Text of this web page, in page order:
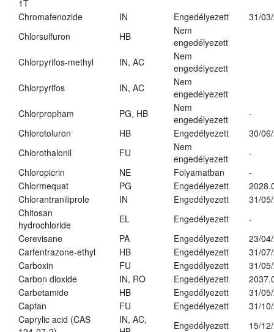
1T
Chromafenozide IN Engedélyezett
31/
Chlorsulfuron
HB
Nem
engedélyezett
Chlorpyrifos-methyl
IN, AC
Nem
engedélyezett
Chlorpyrifos
IN, AC
Nem
engedélyezett
Chlorpropham
PG, HB
Nem
engedélyezett
-
Chlorotoluron
HB Engedélyezett
30/
Chlorothalonil
FU
Nem
engedélyezett
-
Chloropicrin
NE Folyamatban
-
Chlormequat
PG Engedélyezett
Chlorantraniliprole
IN Engedélyezett
31/
Chitosan
hydrochloride
EL Engedélyezett
-
Cerevisane
PA Engedélyezett
23/
Carfentrazone-ethyl
HB Engedélyezett
31/
Carboxin
FU Engedélyezett
31/
Carbon dioxide
IN, RO Engedélyezett
Carbetamide
HB Engedélyezett
31/
Captan
FU Engedélyezett
31/
Caprylic acid (CAS
IN, AC,
Engedélyezett
15/